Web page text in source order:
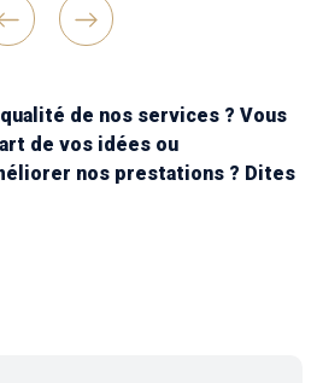
bien tenu et une belle
finale !
PreviousNext
de nos services ? Vous
de vos idées ou
nos prestations ? Dites